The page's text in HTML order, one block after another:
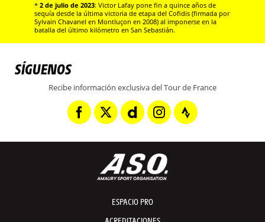
* 2 de julio de 2023: Victor Lafay pone fin a quince años de
sequía desde la última victoria de etapa del Cofidis (firmada por
Sylvain Chavanel en Montluçon en 2008) al imponerse en la
batalla del último kilómetro en San Sebastián.
SÍGUENOS
Recibe información exclusiva del Tour de France
ESPACIO PRO